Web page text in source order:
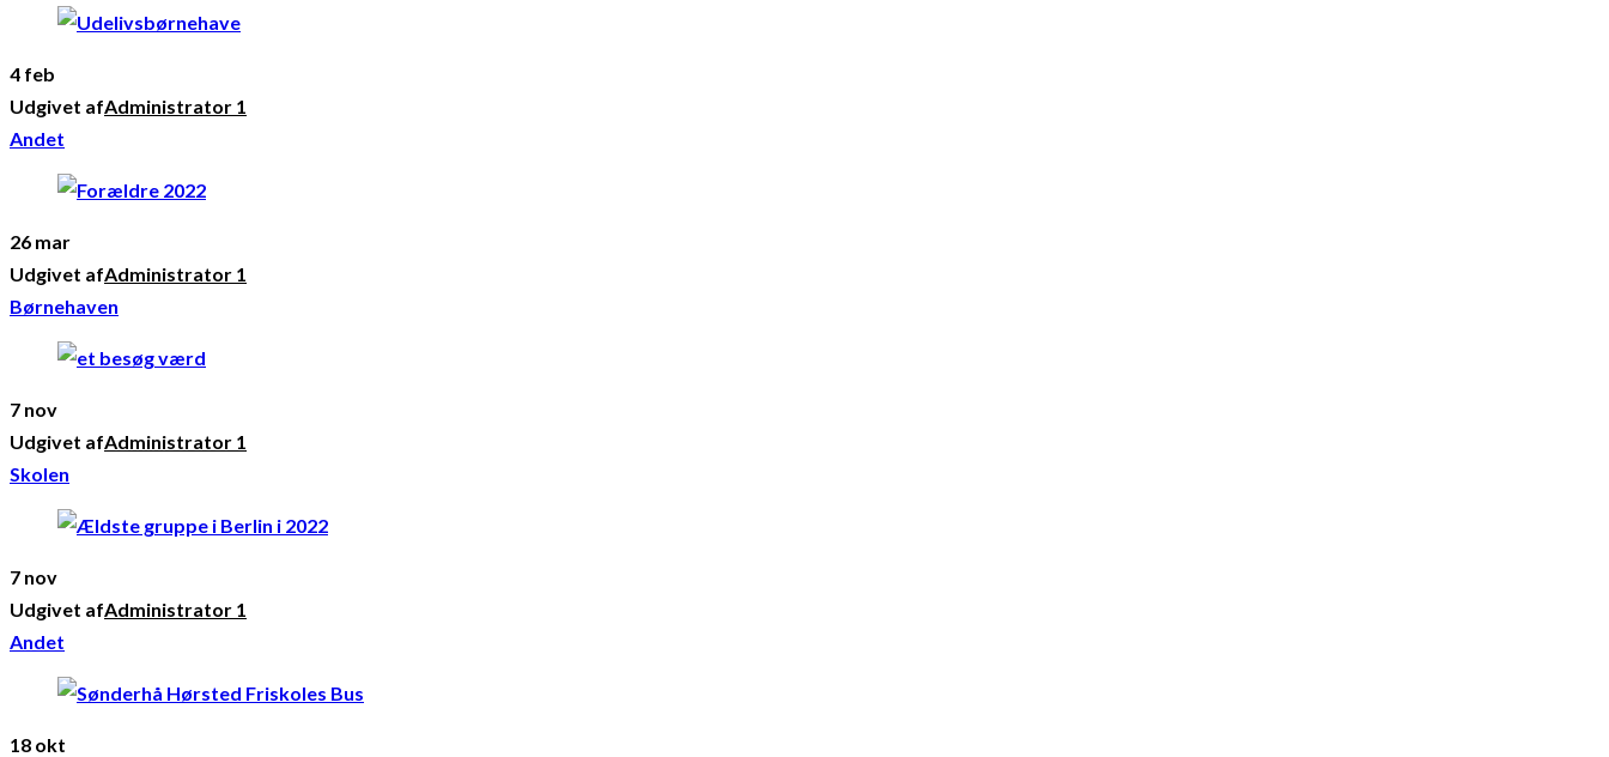
4 feb
Udgivet afAdministrator 1
Andet
26 mar
Udgivet afAdministrator 1
Børnehaven
7 nov
Udgivet afAdministrator 1
Skolen
7 nov
Udgivet afAdministrator 1
Andet
18 okt